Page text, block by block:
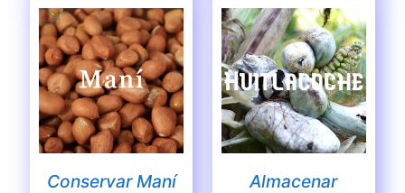
Conservar Maní
Almacenar